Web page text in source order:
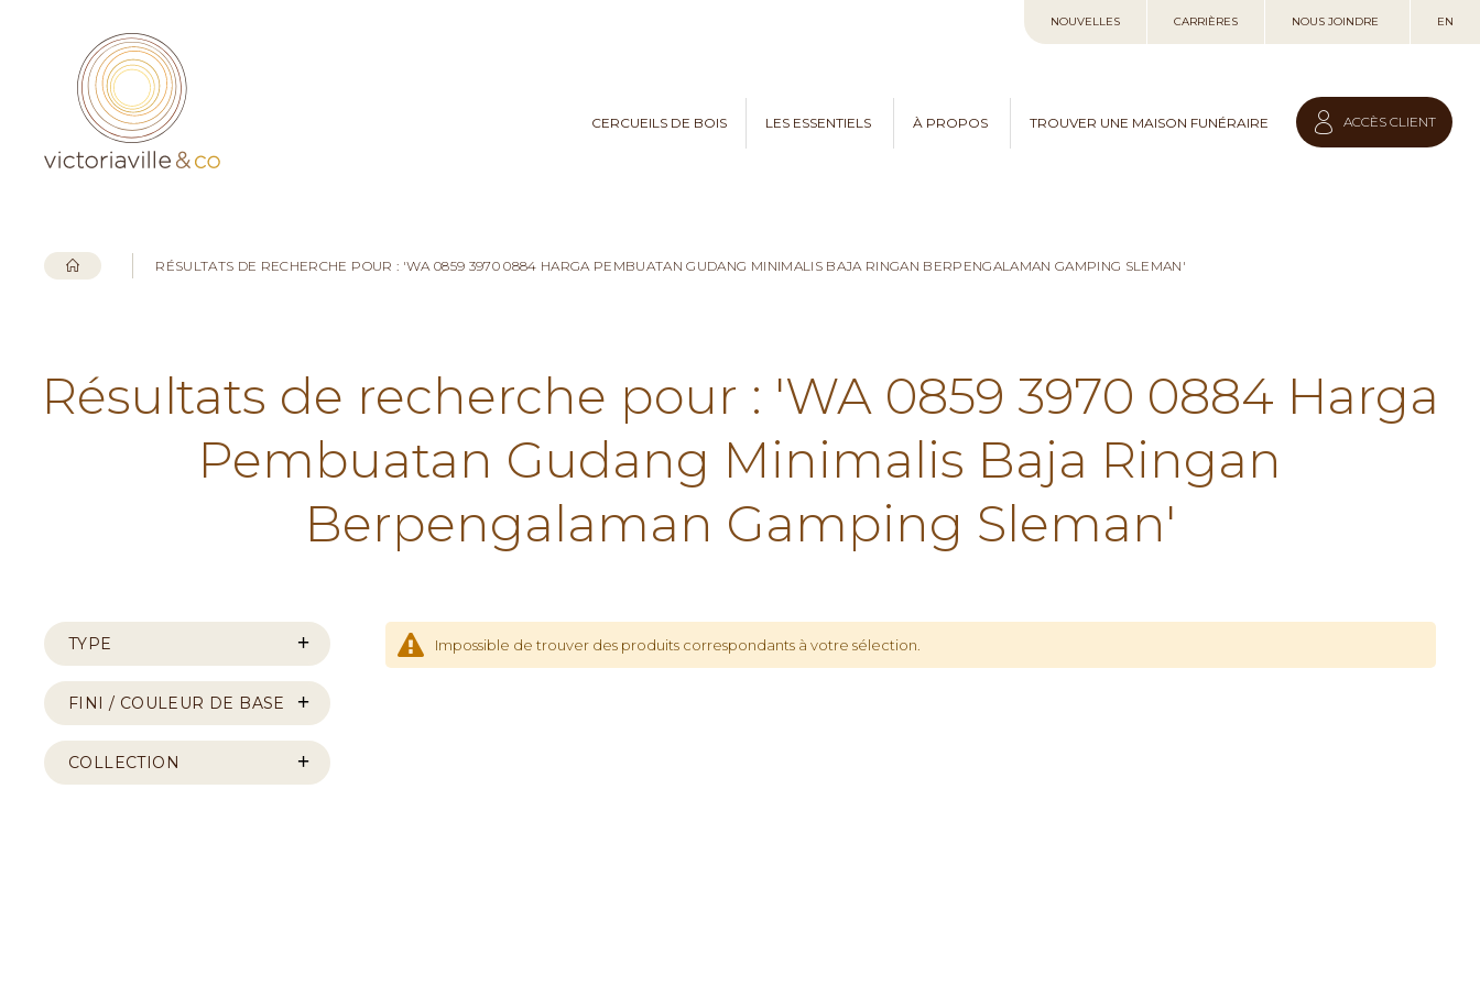
au
NOUVELLES CARRIÈRES NOUS JOINDRE EN
CERCUEILS DE BOIS LES ESSENTIELS À PROPOS TROUVER UNE MAISON FUNÉRAIRE ACCÈS CLIENT
RÉSULTATS DE RECHERCHE POUR : 'WA 0859 3970 0884 HARGA PEMBUATAN GUDANG MINIMALIS BAJA RINGAN BERPENGALAMAN GAMPING SLEMAN'
Résultats de recherche pour : 'WA 0859 3970 0884 Harga
Pembuatan Gudang Minimalis Baja Ringan
Berpengalaman Gamping Sleman'
Impossible de trouver des produits correspondants à votre sélection.
TYPE
FINI / COULEUR DE BASE
COLLECTION